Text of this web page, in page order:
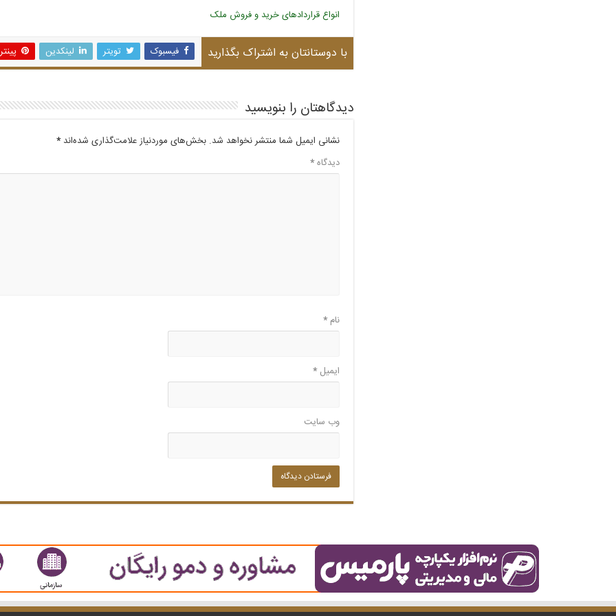
انواع قراردادهای خرید و فروش ملک
با دوستانتان به اشتراک بگذارید فیسبوک تویتر لینکدین
دیدگاهتان را بنویسید
نشانی ایمیل شما منتشر نخواهد شد. بخش‌های موردنیاز علامت‌گذاری شده‌اند*
دیدگاه*
نام*
ایمیل*
وب‌ سایت